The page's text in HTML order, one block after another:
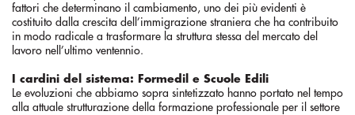
fattori che determinano il cambiamento, uno dei più evidenti è
costituito dalla crescita dell’immigrazione straniera che ha contribuito
in modo radicale a trasformare la struttura stessa del mercato del
lavoro nell’ultimo ventennio.
I cardini del sistema: Formedil e Scuole Edili
Le evoluzioni che abbiamo sopra sintetizzato hanno portato nel tempo
alla attuale strutturazione della formazione professionale per il settore